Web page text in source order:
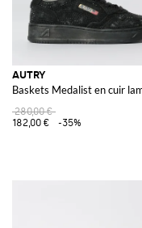
AUTRY
Baskets Medalist en cuir
280,00 €
182,00 €
-35%